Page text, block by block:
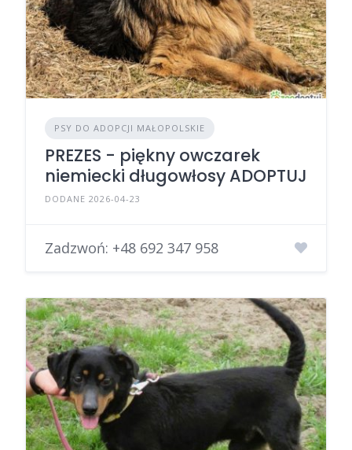
PSY DO ADOPCJI MAŁOPOLSKIE
PREZES - piękny owczarek
niemiecki długowłosy ADOPTUJ
DODANE 2026-04-23
Zadzwoń: +48 692 347 958